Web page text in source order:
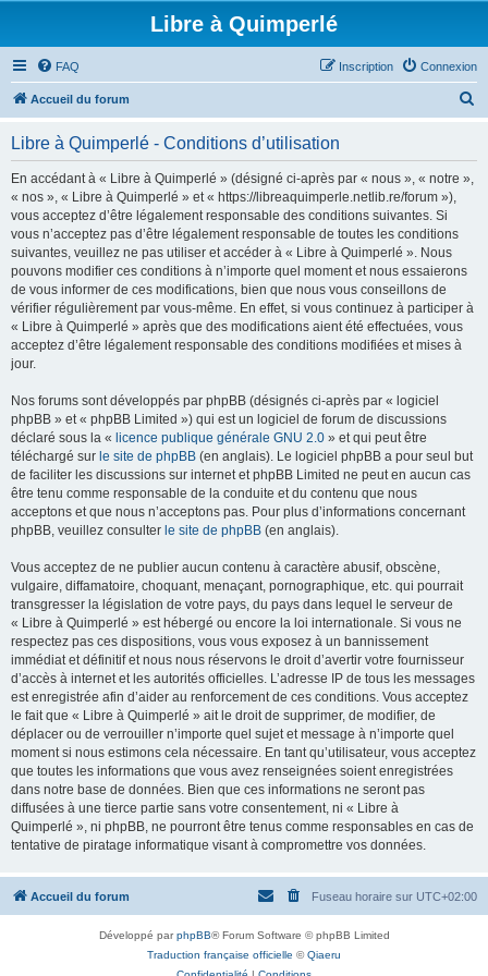
Libre à Quimperlé
FAQ Connexion
Inscription
Accueil du forum
Libre à Quimperlé - Conditions d’utilisation
En accédant à « Libre à Quimperlé » (désigné ci-après par « nous », « notre »,
« nos », « Libre à Quimperlé » et « https://libreaquimperle.netlib.re/forum »),
vous acceptez d’être légalement responsable des conditions suivantes. Si
vous n’acceptez pas d’être légalement responsable de toutes les conditions
suivantes, veuillez ne pas utiliser et accéder à « Libre à Quimperlé ». Nous
pouvons modifier ces conditions à n’importe quel moment et nous essaierons
de vous informer de ces modifications, bien que nous vous conseillons de
vérifier régulièrement par vous-même. En effet, si vous continuez à participer à
« Libre à Quimperlé » après que des modifications aient été effectuées, vous
acceptez d’être légalement responsable des conditions modifiées et mises à
jour.
Nos forums sont développés par phpBB (désignés ci-après par « logiciel
phpBB » et « phpBB Limited ») qui est un logiciel de forum de discussions
déclaré sous la « licence publique générale GNU 2.0 » et qui peut être
téléchargé sur le site de phpBB (en anglais). Le logiciel phpBB a pour seul but
de faciliter les discussions sur internet et phpBB Limited ne peut en aucun cas
être tenu comme responsable de la conduite et du contenu que nous
acceptons et que nous n’acceptons pas. Pour plus d’informations concernant
phpBB, veuillez consulter le site de phpBB (en anglais).
Vous acceptez de ne publier aucun contenu à caractère abusif, obscène,
vulgaire, diffamatoire, choquant, menaçant, pornographique, etc. qui pourrait
transgresser la législation de votre pays, du pays dans lequel le serveur de
« Libre à Quimperlé » est hébergé ou encore la loi internationale. Si vous ne
respectez pas ces dispositions, vous vous exposez à un bannissement
immédiat et définitif et nous nous réservons le droit d’avertir votre fournisseur
d’accès à internet et les autorités officielles. L’adresse IP de tous les messages
est enregistrée afin d’aider au renforcement de ces conditions. Vous acceptez
le fait que « Libre à Quimperlé » ait le droit de supprimer, de modifier, de
déplacer ou de verrouiller n’importe quel sujet et message à n’importe quel
moment si nous estimons cela nécessaire. En tant qu’utilisateur, vous acceptez
que toutes les informations que vous avez renseignées soient enregistrées
dans notre base de données. Bien que ces informations ne seront pas
diffusées à une tierce partie sans votre consentement, ni « Libre à
Quimperlé », ni phpBB, ne pourront être tenus comme responsables en cas de
tentative de piratage informatique visant à compromettre vos données.
Accueil du forum Fuseau horaire sur UTC+02:00
Développé parphpBB® Forum Software © phpBB Limited
Traduction française officielle ©Qiaeru